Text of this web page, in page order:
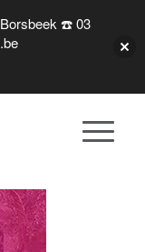
☎️ 03